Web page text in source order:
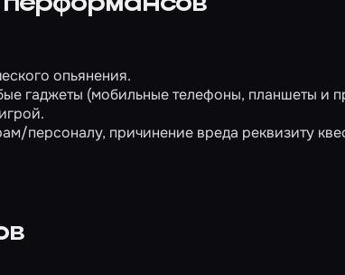
опьянения.
гаджеты (мобильные телефоны, планшеты и
персоналу, причинение вреда реквизиту